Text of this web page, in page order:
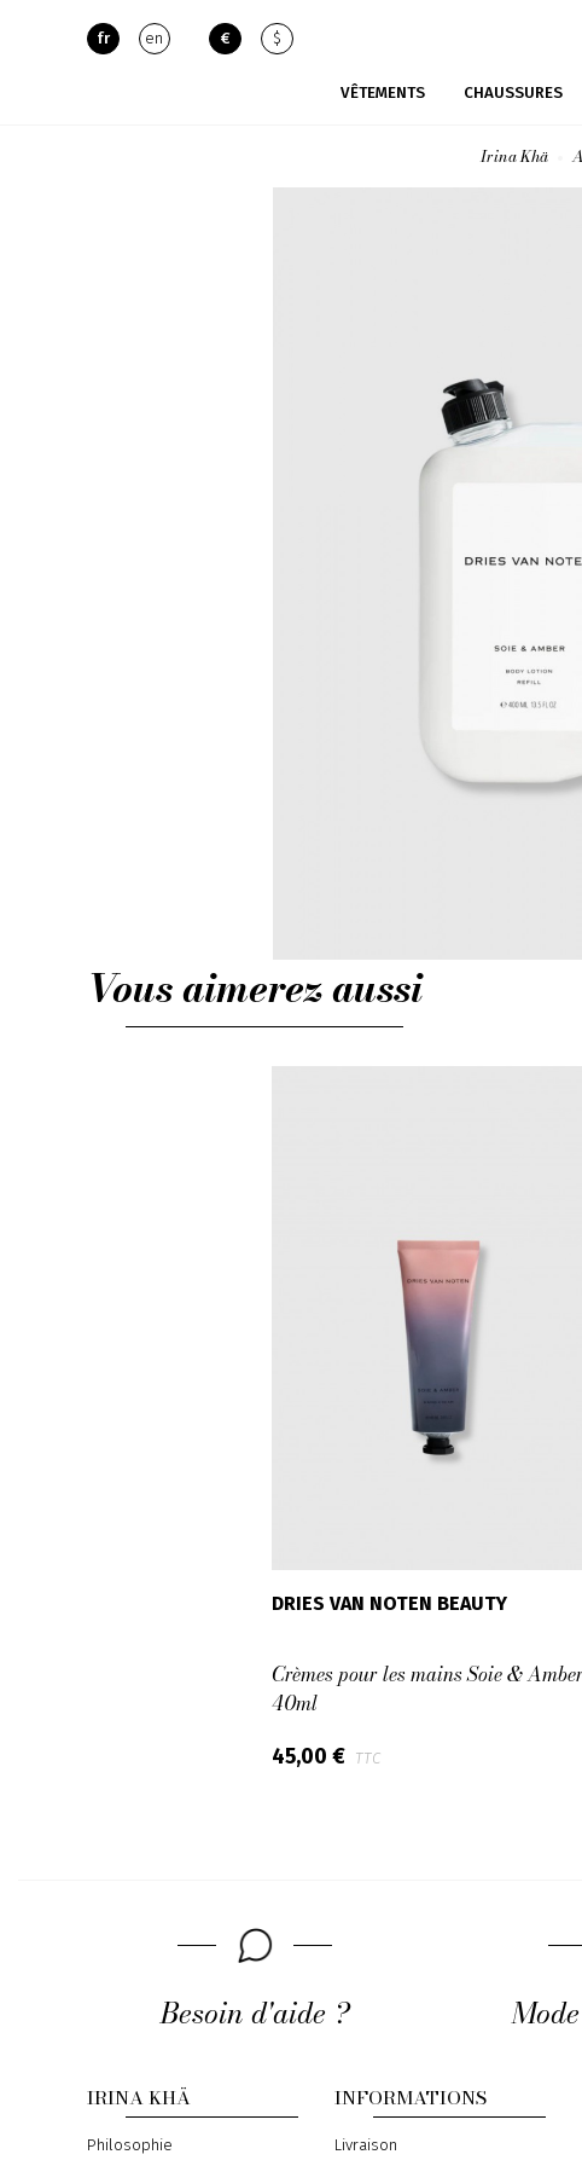
fr en € $
VÊTEMENTS CHAUSSURES
Irina Khä
Vous aimerez aussi
DRIES VAN NOTEN BEAUTY
Crèmes pour les mains Soie &
40ml
45,00 € TTC
Besoin d'aide ?
IRINA KHÄ
Philosophie
INFORMATIONS
Livraison